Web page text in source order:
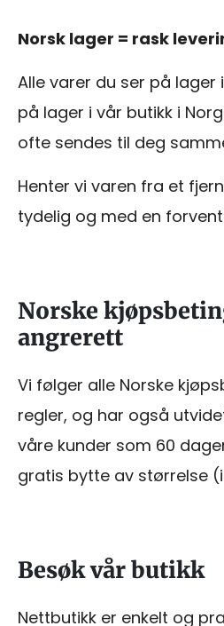
Norsk lager = rask
Alle varer du ser på lager
på lager i vår butikk i
ofte sendes til deg
Henter vi varen fra et
tydelig og med en
Norske
angrerett
Vi følger alle Norske
regler, og har også
våre kunder som 60
gratis bytte av størrelse
Besøk vår butikk
Nettbutikk er enkelt og